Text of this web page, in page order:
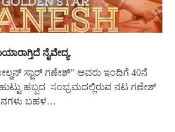
ನೈವೇದ್ಯ.
ಸ್ಟಾರ್ ಗಣೇಶ್” ಅವರು ಇಂದಿಗೆ 40ನೆ
ಹುಟ್ಟು ಹಬ್ಬದ ಸಂಭ್ರಮದಲ್ಲಿರುವ ನಟ ಗಣೇಶ್
ಬಹಳ…